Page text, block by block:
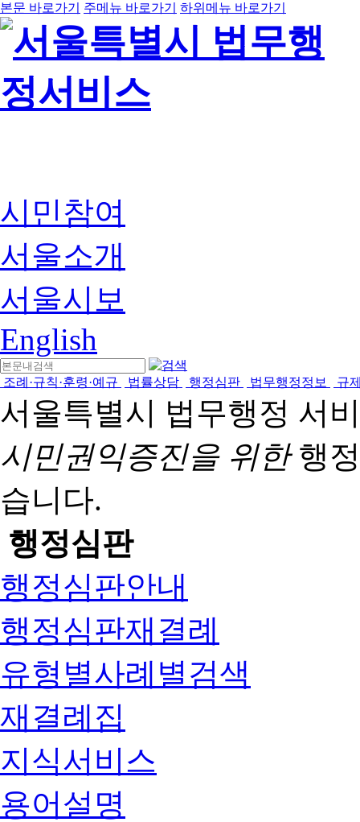
본문 바로가기 주메뉴 바로가기 하위메뉴 바로가기
시민참여
서울소개
서울시보
English
조례·규칙·훈령·예규 법률상담 행정심판 법무행정정보 규
서울특별시 법무행정 서
시민권익증진을 위한행
습니다.
행정심판
행정심판안내
행정심판재결례
유형별사례별검색
재결례집
지식서비스
용어설명